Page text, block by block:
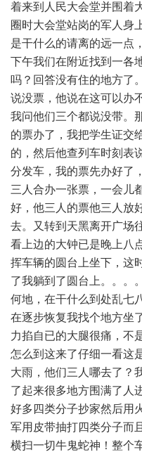
着来到人民大会堂并围着
圈时大会堂站岗的军人身
是干什么的请离的远一点
下午我们在附近找到一各
吗？回答没有住的地方了
说没票，他说在这可以办
我问他们三个都说没带。
的票办了，我把学生证交
的，然后他查列车时刻表
分发车，我的票先办好了
三人合办一张票，一会儿
好，他三人的票他三人放
去。又转到天黑离开广场
看上边的大钟已是晚上八
挥车辆的圆台上坐下，这
了我躺到了圆台上。。。
何地，在干什么到处乱七
在逐步恢复我找个地方坐
力掐自已的大腿很痛，不
怎么到这来了仔细一看这
大雨，他们三人哪去了？
了起来很多地方围满了人
好多四类分子抄家然后用
军用皮带抽打四类分子而
横扫一切牛鬼蛇神！整个